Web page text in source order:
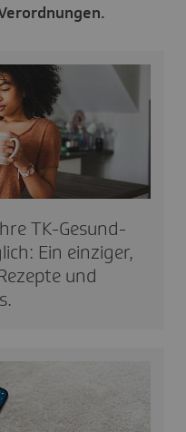
TK-Gesund­
Ein einzi­ger,
und